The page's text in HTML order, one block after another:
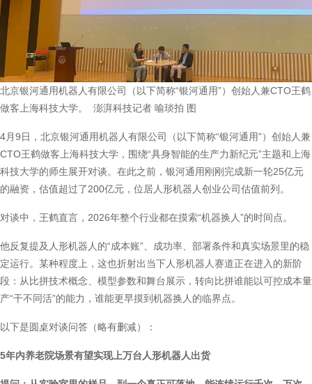
北京银河通用机器人有限公司（以下简称“银河通用”）创始人兼CTO王鹤
做客上海科技大学。 澎湃科技记者 喻琰拍 图
4月9日，北京银河通用机器人有限公司（以下简称“银河通用”）创始人兼
CTO王鹤做客上海科技大学，围绕“具身智能的生产力新纪元”主题和上海
科技大学的师生展开对谈。在此之前，银河通用刚刚完成新一轮25亿元
的融资，估值超过了200亿元，位居人形机器人创业公司估值前列。
对谈中，王鹤直言，2026年整个行业都在摸索“机器换人”的时间点。
他反复提及人形机器人的“成本账”、成功率、部署条件和真实场景里的稳
定运行。某种程度上，这也折射出当下人形机器人赛道正在进入的新阶
段：从比拼技术概念、模型参数和舞台展示，转向比拼谁能以可控成本量
产“干不同活”的能力，谁能更早摸到机器换人的临界点。
以下是圆桌对谈问答（略有删减）：
5年内养老院场景有望实现上万台人形机器人出货